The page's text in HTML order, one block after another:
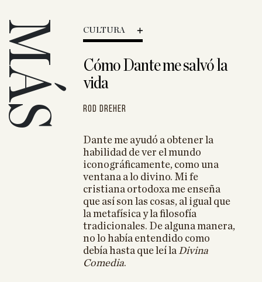
CULTURA
Cómo Dante me salvó la
vida
Rod Dreher
Dante me ayudó a obtener la
habilidad de ver el mundo
iconográficamente, como una
ventana a lo divino. Mi fe
cristiana ortodoxa me enseña
que así son las cosas, al igual que
la metafísica y la filosofía
tradicionales. De alguna manera,
no lo había entendido como
debía hasta que leí laDivina
Comedia.
Presas:
saber ver
y lo
con